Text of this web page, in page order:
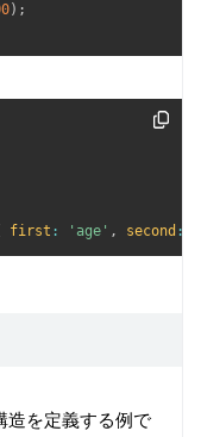
) ;
first : 'age' , second :
造を定義する例で